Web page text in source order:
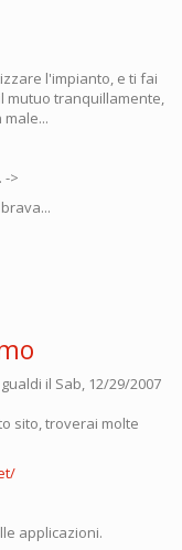
l'impianto, e ti fai
mutuo tranquillamente,
->
il Sab, 12/29/2007
sito, troverai molte
applicazioni.